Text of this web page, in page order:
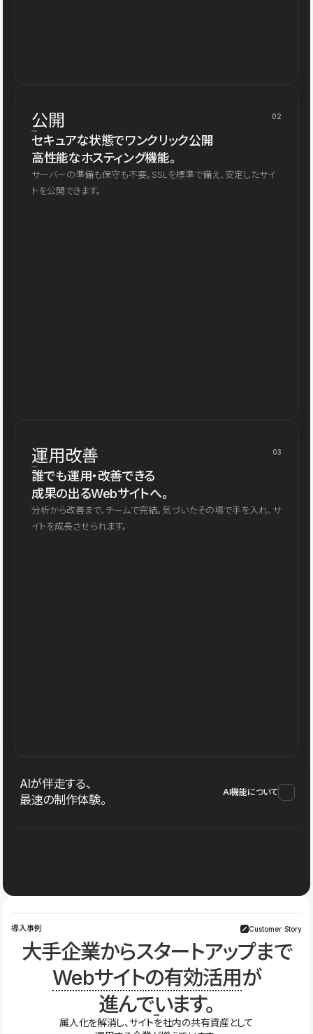
公開 02
セキュアな状態でワンクリック公開
高性能なホスティング機能。
サーバーの準備も保守も不要。SSLを標準で備え、安定したサイ
トを公開できます。
運用改善 03
誰でも運用・改善できる
成果の出るWebサイトへ。
分析から改善まで、チームで完結。気づいたその場で手を入れ、サ
イトを成長させられます。
AIが伴走する、
最速の制作体験。
AI機能について
導入事例 Customer Story
大手企業からスタートアップまで
Webサイトの有効活用が
進んでいます。
属人化を解消し、サイトを社内の共有資産として